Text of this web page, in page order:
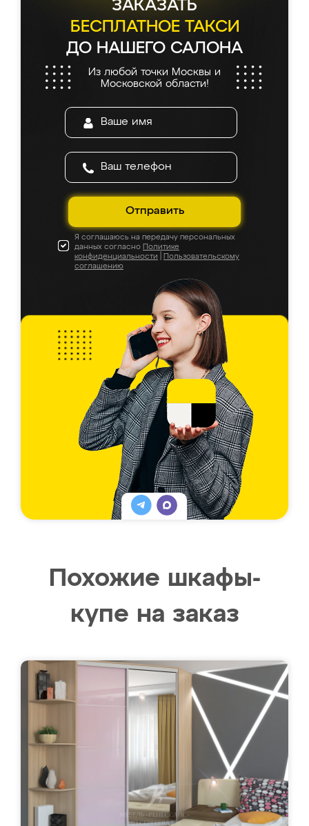
ЗАКАЗАТЬ
БЕСПЛАТНОЕ ТАКСИ
ДО НАШЕГО САЛОНА
Из любой точки Москвы и
Московской области!
Отправить
Я соглашаюсь на передачу персональных
данных согласно Политике
конфиденциальности
Пользовательскому
соглашению
Похожие шкафы-
купе на заказ